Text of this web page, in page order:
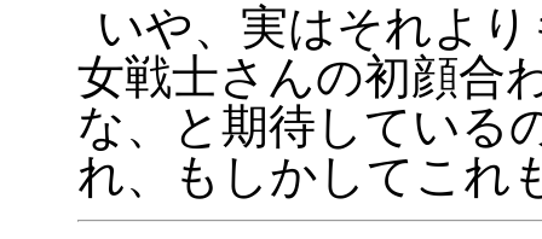
いや、実はそれよ
女戦士さんの初顔合
な、と期待してい
れ、もしかしてこれ